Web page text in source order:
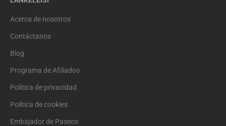
Acerca de nosotros
Contáctanos
Blog
Programa de Afiliados
Política de privacidad
Política de cookies
Embajador de Paseos